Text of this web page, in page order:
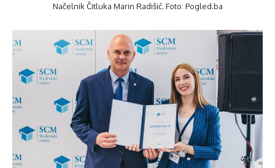
Načelnik Čitluka Marin Radišić. Foto: Pogled.ba